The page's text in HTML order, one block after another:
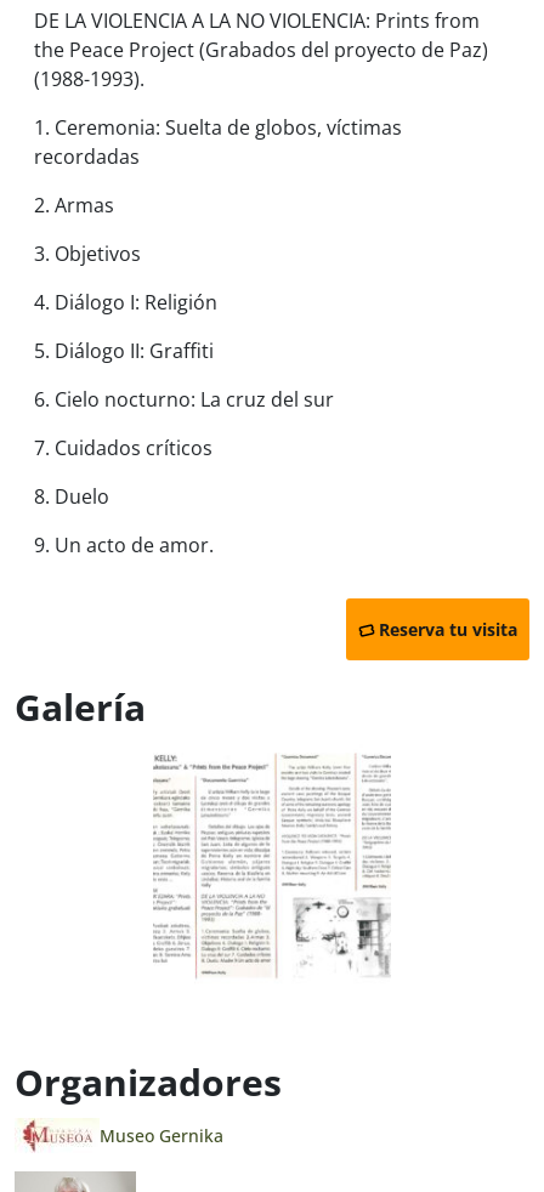
DE LA VIOLENCIA A LA NO VIOLENCIA: Prints from
the Peace Project(Grabados del proyecto de Paz)
(1988-1993).
1. Ceremonia: Suelta de globos, víctimas
recordadas
2. Armas
3. Objetivos
4. Diálogo I: Religión
5. Diálogo II: Graffiti
6. Cielo nocturno: La cruz del sur
7. Cuidados críticos
8. Duelo
9. Un acto de amor.
Reserva tu visita
Galería
Organizadores
Museo Gernika